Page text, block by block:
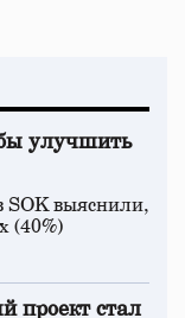
улучшить
SOK выяснили,
(40%)
проект стал